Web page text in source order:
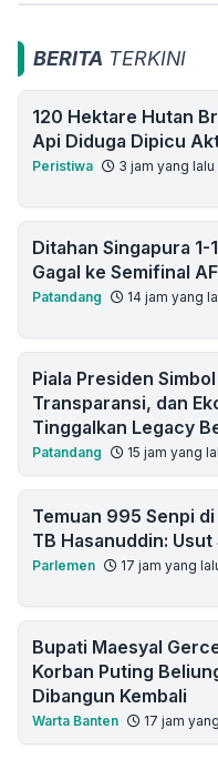
BERITA TERKINI
120 Hektare Hutan
Api Diduga Dipicu
Peristiwa 3 jam yang lalu
Ditahan Singapura 1-
Gagal ke Semifinal
Patandang 14 jam yang
Piala Presiden
Transparansi, dan
Tinggalkan Legacy
Patandang 15 jam yang
Temuan 995 Senpi
TB Hasanuddin: Usut
Parlemen 17 jam yang
Bupati Maesyal
Korban Puting
Dibangun Kembali
Warta Banten 17 jam